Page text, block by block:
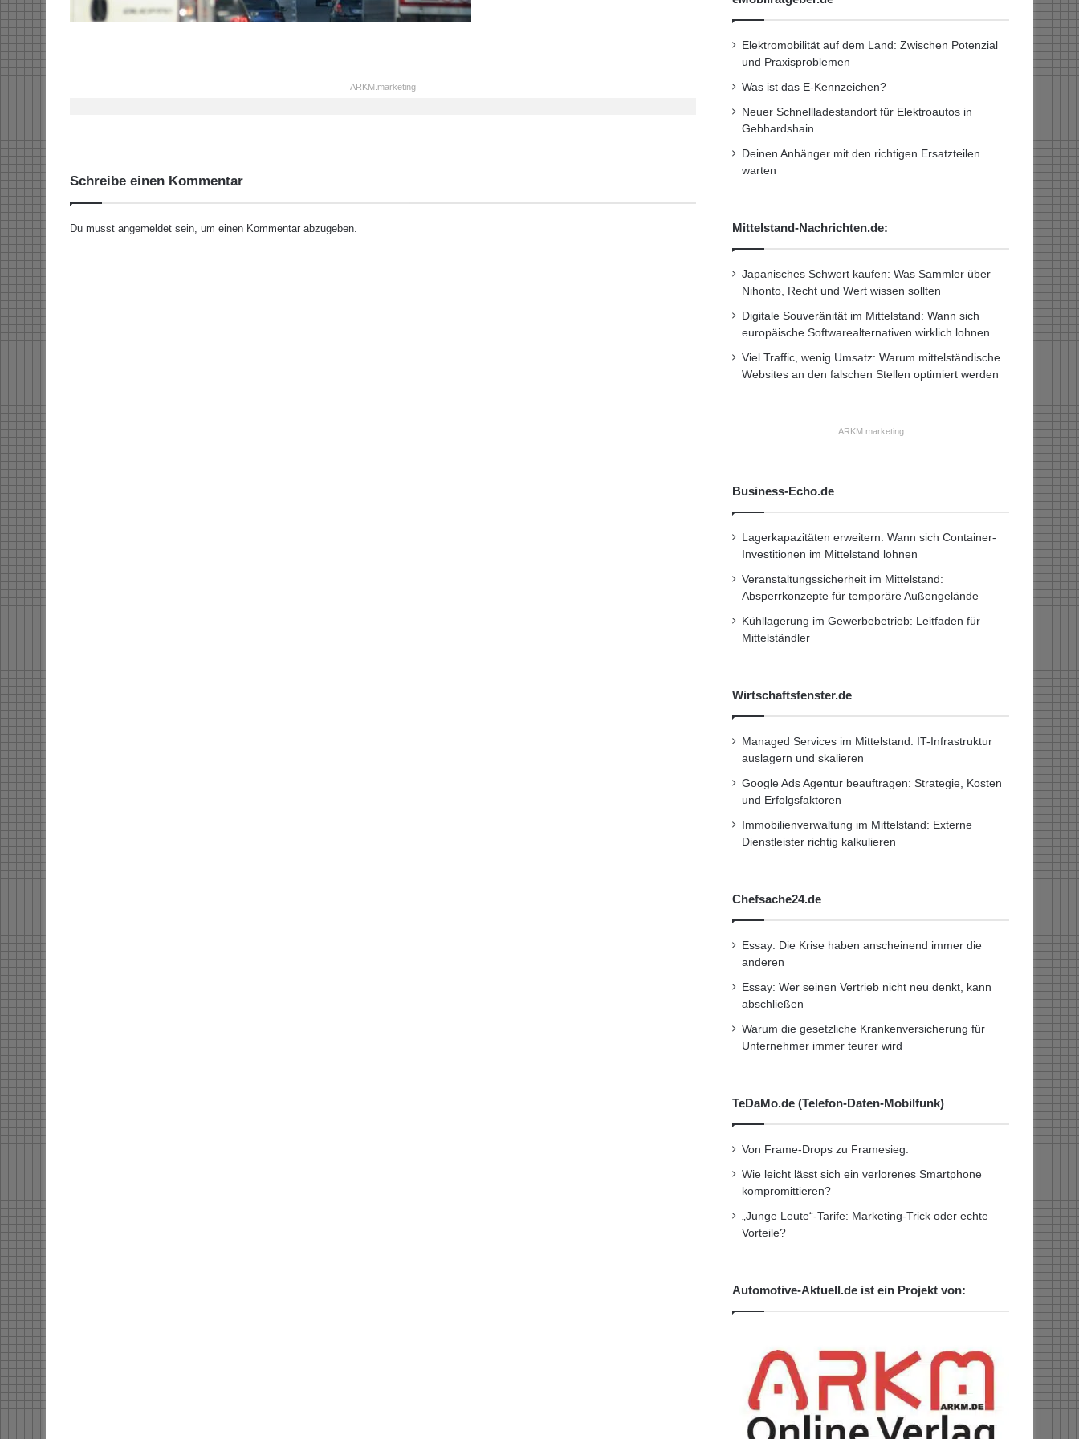
ARKM.marketing
Schreibe einen Kommentar
Du musst angemeldet sein, um einen Kommentar abzugeben.
Elektromobilität auf dem Land: Zwischen Potenzial
und Praxisproblemen
Was ist das E-Kennzeichen?
Neuer Schnellladestandort für Elektroautos in
Gebhardshain
Deinen Anhänger mit den richtigen Ersatzteilen
warten
Mittelstand-Nachrichten.de:
Japanisches Schwert kaufen: Was Sammler über
Nihonto, Recht und Wert wissen sollten
Digitale Souveränität im Mittelstand: Wann sich
europäische Softwarealternativen wirklich lohnen
Viel Traffic, wenig Umsatz: Warum mittelständische
Websites an den falschen Stellen optimiert werden
ARKM.marketing
Business-Echo.de
Lagerkapazitäten erweitern: Wann sich Container-
Investitionen im Mittelstand lohnen
Veranstaltungssicherheit im Mittelstand:
Absperrkonzepte für temporäre Außengelände
Kühllagerung im Gewerbebetrieb: Leitfaden für
Mittelständler
Wirtschaftsfenster.de
Managed Services im Mittelstand: IT-Infrastruktur
auslagern und skalieren
Google Ads Agentur beauftragen: Strategie, Kosten
und Erfolgsfaktoren
Immobilienverwaltung im Mittelstand: Externe
Dienstleister richtig kalkulieren
Chefsache24.de
Essay: Die Krise haben anscheinend immer die
anderen
Essay: Wer seinen Vertrieb nicht neu denkt, kann
abschließen
Warum die gesetzliche Krankenversicherung für
Unternehmer immer teurer wird
TeDaMo.de (Telefon-Daten-Mobilfunk)
Von Frame-Drops zu Framesieg:
Wie leicht lässt sich ein verlorenes Smartphone
kompromittieren?
„Junge Leute“-Tarife: Marketing-Trick oder echte
Vorteile?
Automotive-Aktuell.de ist ein Projekt von: